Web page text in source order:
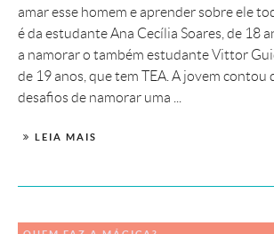
amar esse homem e aprender sobre ele
é da estudante Ana Cecília Soares, de 18
a namorar o também estudante Vittor
de 19 anos, que tem TEA. A jovem contou
desafios de namorar uma ...
LEIA MAIS